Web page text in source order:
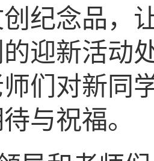
纪念品，
迎新活动
们对新同
与祝福。